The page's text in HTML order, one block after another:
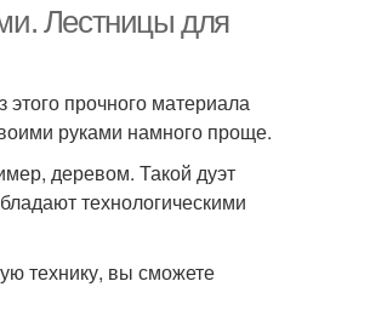
Лестницы для
прочного материала
руками намного проще.
деревом. Такой дуэт
технологическими
технику, вы сможете